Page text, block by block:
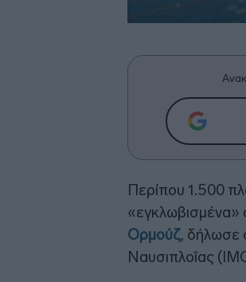
Περίπου 1.500
«εγκλωβισμένα»
Ορμούζ, δήλωσε
Ναυσιπλοΐας